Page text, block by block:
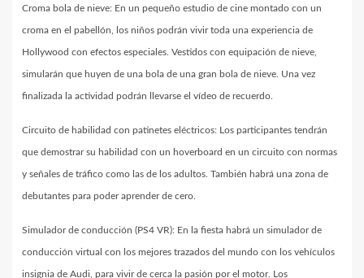
Croma bola de nieve: En un pequeño estudio de cine montado con un
croma en el pabellón, los niños podrán vivir toda una experiencia de
Hollywood con efectos especiales. Vestidos con equipación de nieve,
simularán que huyen de una bola de una gran bola de nieve. Una vez
finalizada la actividad podrán llevarse el vídeo de recuerdo.
Circuito de habilidad con patinetes eléctricos: Los participantes tendrán
que demostrar su habilidad con un hoverboard en un circuito con normas
y señales de tráfico como las de los adultos. También habrá una zona de
debutantes para poder aprender de cero.
Simulador de conducción (PS4 VR): En la fiesta habrá un simulador de
conducción virtual con los mejores trazados del mundo con los vehículos
insignia de Audi, para vivir de cerca la pasión por el motor. Los